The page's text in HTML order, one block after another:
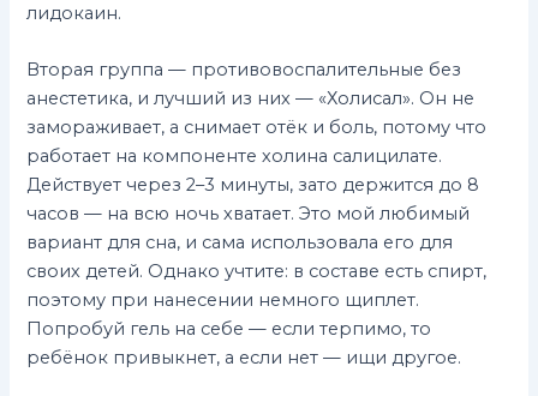
лидокаин.
Вторая группа — противовоспалительные без
анестетика, и лучший из них — «Холисал». Он не
замораживает, а снимает отёк и боль, потому что
работает на компоненте холина салицилате.
Действует через 2–3 минуты, зато держится до 8
часов — на всю ночь хватает. Это мой любимый
вариант для сна, и сама использовала его для
своих детей. Однако учтите: в составе есть спирт,
поэтому при нанесении немного щиплет.
Попробуй гель на себе — если терпимо, то
ребёнок привыкнет, а если нет — ищи другое.